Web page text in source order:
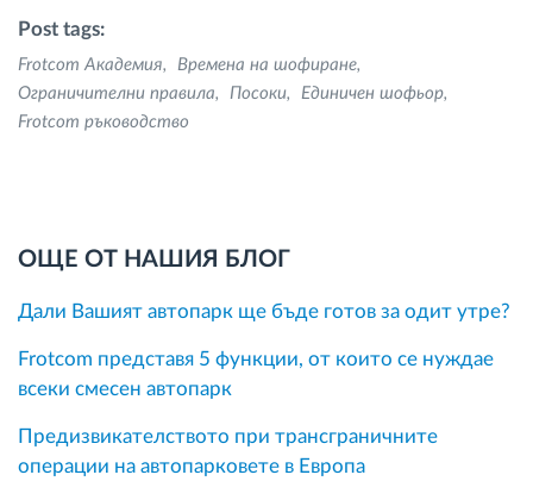
Post tags:
Frotcom Академия
Времена на шофиране
Ограничителни правила
Посоки
Единичен шофьор
Frotcom ръководство
ОЩЕ ОТ НАШИЯ БЛОГ
Дали Вашият автопарк ще бъде готов за одит утре?
Frotcom представя 5 функции, от които се нуждае
всеки смесен автопарк
Предизвикателството при трансграничните
операции на автопарковете в Европа